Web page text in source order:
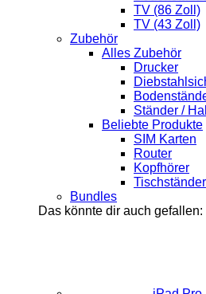
TV (86 Zoll)
TV (43 Zoll)
Zubehör
Alles Zubehör
Drucker
Ständer /
Beliebte Produkte
SIM Karten
Router
Kopfhörer
Tischständer
Bundles
Das könnte dir auch gefallen: